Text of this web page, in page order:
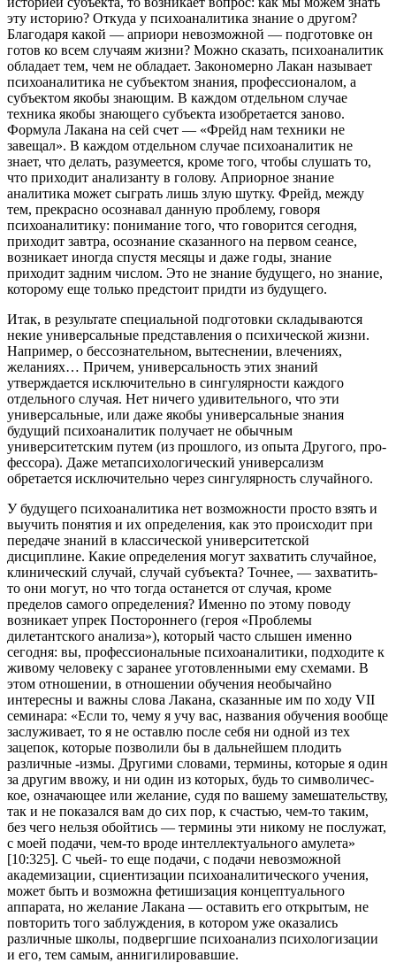
эту историю? Откуда у психоаналитика знание о другом?
Благодаря какой — априори невозможной — подготовке он
готов ко всем случаям жизни? Можно сказать, психоаналитик
обладает тем, чем не обладает. Закономерно Лакан называет
психоаналити­ка не субъектом знания, профессионалом, а
субъектом якобы знающим. В каждом отдельном случае
техника якобы знающего субъекта изобретается заново.
Формула Лакана на сей счет — «Фрейд нам техники не
завещал». В каждом отдельном случае психоаналитик не
знает, что делать, разумеется, кроме того, чтобы слушать то,
что приходит анализанту в голову. Априорное знание
аналитика может сыграть лишь злую шутку. Фрейд, между
тем, прекрасно осознавал данную проблему, говоря
психоаналитику: понимание того, что говорится сегодня,
приходит завтра, осозна­ние сказанного на первом сеансе,
возникает иногда спустя месяцы и даже годы, знание
приходит задним числом. Это не знание будущего, но знание,
которому еще только предстоит придти из будущего.
Итак, в результате специальной подготовки складываются
некие универсальные представления о психической жизни.
На­пример, о бессознательном, вытеснении, влечениях,
желаниях… Причем, универсальность этих знаний
утверждается исклю­чительно в сингулярности каждого
отдельного случая. Нет ничего удивительного, что эти
универсальные, или даже якобы универсальные знания
будущий психоаналитик получает не обыч­ным
университетским путем (из прошлого, из опыта Другого, про­
фессора). Даже метапсихологический универсализм
обретается исключительно через сингулярность случайного.
У будущего психоаналитика нет возможности просто взять и
выучить понятия и их определения, как это происходит при
пере­даче знаний в классической университетской
дисциплине. Какие определения могут захватить случайное,
клинический случай, случай субъекта? Точнее, — захватить-
то они могут, но что тогда останется от случая, кроме
пределов самого определения? Именно по этому поводу
возникает упрек Постороннего (героя «Проблемы
дилетантского анализа»), который часто слышен именно
сегодня: вы, профессиональные психоаналитики, подходите к
живому чело­веку с заранее уготовленными ему схемами. В
этом отношении, в отношении обучения необычайно
интересны и важны слова Лака­на, сказанные им по ходу VII
семинара: «Если то, чему я учу вас, названия обучения вообще
заслуживает, то я не оставлю после себя ни одной из тех
зацепок, которые позволили бы в дальнейшем плодить
различные -измы. Другими словами, термины, которые я один
за другим ввожу, и ни один из которых, будь то символичес­
кое, означающее или желание, судя по вашему замешательству,
так и не показался вам до сих пор, к счастью, чем-то таким,
без чего нельзя обойтись — термины эти никому не послужат,
с моей подачи, чем-то вроде интеллектуального амулета»
[10:325]. С чьей- то еще подачи, с подачи невозможной
академизации, сциентизации психоаналитического учения,
может быть и возможна фетишизация концептуального
аппарата, но желание Лакана — оставить его от­крытым, не
повторить того заблуждения, в котором уже оказались
различные школы, подвергшие психоанализ психологизации
и его, тем самым, аннигилировавшие.